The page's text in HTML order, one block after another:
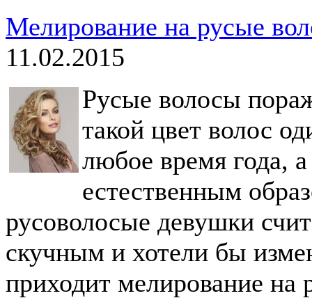
Мелирование на русые
11.02.2015
Русые волосы
такой цвет волос
любое время года,
естественным
русоволосые девушки
скучным и хотели бы
приходит мелирование на